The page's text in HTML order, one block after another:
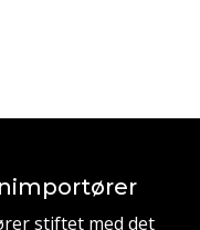
stiftet med det